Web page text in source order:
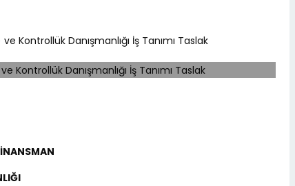
Kontrollük Danışmanlığı İş Tanımı Taslak